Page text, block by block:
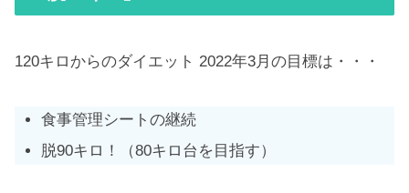
120キロからのダイエット 2022年3月の目標は・・・
食事管理シートの継続
脱90キロ！（80キロ台を目指す）